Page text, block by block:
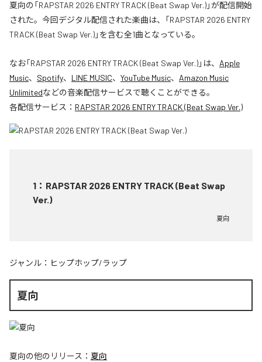
夏向の「RAPSTAR 2026 ENTRY TRACK (Beat Swap Ver.)」が配信開始
された。今回デジタル配信された楽曲は、「RAPSTAR 2026 ENTRY
TRACK (Beat Swap Ver.)」を含む全1曲となっている。
なお「RAPSTAR 2026 ENTRY TRACK (Beat Swap Ver.)」は、 Apple
Music、 Spotify、 LINE MUSIC、 YouTube Music、 Amazon Music
Unlimitedなどの音楽配信サービスで聴くことができる。
各配信サービス： RAPSTAR 2026 ENTRY TRACK (Beat Swap Ver.)
1 ： RAPSTAR 2026 ENTRY TRACK (Beat Swap
Ver.)
夏向
ジャンル： ヒップホップ/ラップ
夏向
夏向の他のリリース： 夏向